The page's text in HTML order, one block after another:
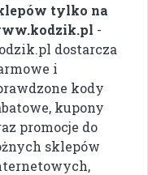
tylko na
-
dostarcza
i
kody
kupony
promocje do
sklepów